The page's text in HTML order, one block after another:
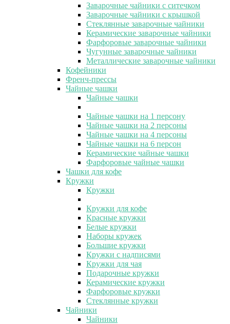
Заварочные чайники с ситечком
Заварочные чайники с крышкой
Стеклянные заварочные чайники
Керамические заварочные чайники
Фарфоровые заварочные чайники
Чугунные заварочные чайники
Металлические заварочные чайники
Кофейники
Френч-прессы
Чайные чашки
Чайные чашки
Чайные чашки на 1 персону
Чайные чашки на 2 персоны
Чайные чашки на 4 персоны
Чайные чашки на 6 персон
Керамические чайные чашки
Фарфоровые чайные чашки
Чашки для кофе
Кружки
Кружки
Кружки для кофе
Красные кружки
Белые кружки
Наборы кружек
Большие кружки
Кружки с надписями
Кружки для чая
Подарочные кружки
Керамические кружки
Фарфоровые кружки
Стеклянные кружки
Чайники
Чайники